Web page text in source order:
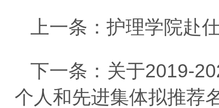
上一条： 护理学院赴
下一条： 关于2019-
个人和先进集体拟推荐